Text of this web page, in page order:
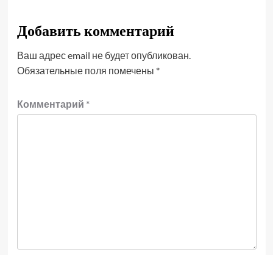
Добавить комментарий
Ваш адрес email не будет опубликован.
Обязательные поля помечены *
Комментарий *